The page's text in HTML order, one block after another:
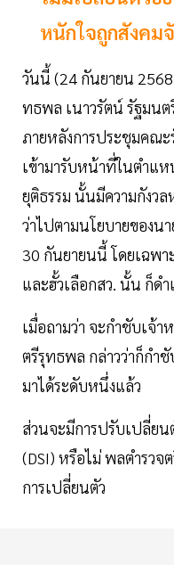
หนักใจถูกสังคม
วันนี้ (24 กันยายน
ทธพล เนาวรัตน์ รัฐมนต
ภายหลังการประชุมคณ
เข้ามารับหน้าที่ในตำแห
ยุติธรรม นั้นมีความกังวล
ว่าไปตามนโยบายของน
30 กันยายนนี้ โดยเฉพา
และฮั้วเลือกสว. นั้น ก็ด
เมื่อถามว่า จะกำชับเจ้า
ตรีรุทธพล กล่าวว่าก็กำ
มาได้ระดับหนึ่งแล้ว
ส่วนจะมีการปรับเปลี่ย
(DSI) หรือไม่ พลตำรวจ
การเปลี่ยนตัว